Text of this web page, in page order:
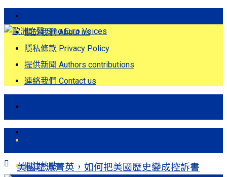
關於我們 About us
隱私條款 Privacy Policy
提供新聞 Authors contributions
連絡我們 Contact us
美國左派菁英，如何把美國歷史變成控訴書
關注熱點